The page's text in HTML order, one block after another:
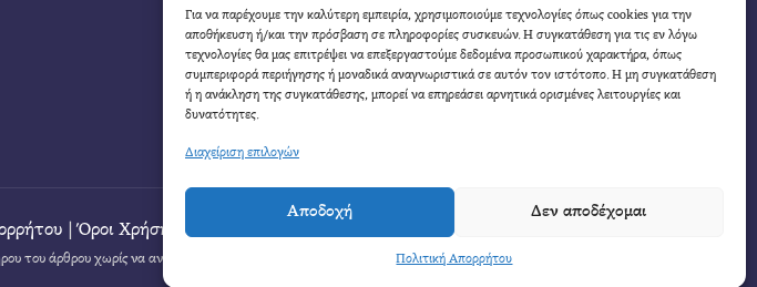
Για να παρέχουμε την καλύτερη εμπειρία, χρησιμοποιούμε τεχνολογίες όπως cookies για την
αποθήκευση ή/και την πρόσβαση σε πληροφορίες συσκευών. Η συγκατάθεση για τις εν λόγω
τεχνολογίες θα μας επιτρέψει να επεξεργαστούμε δεδομένα προσωπικού χαρακτήρα, όπως
συμπεριφορά περιήγησης ή μοναδικά αναγνωριστικά σε αυτόν τον ιστότοπο. Η μη συγκατάθεση
ή η ανάκληση της συγκατάθεσης, μπορεί να επηρεάσει αρνητικά ορισμένες λειτουργίες και
δυνατότητες.
Διαχείριση επιλογών
Αποδοχή Δεν αποδέχομαι
Πολιτική Απορρήτου
11
4
|Όροι Χρήσης |
του άρθρου χωρίς να αναφέρετε καθαρά η πηγή.